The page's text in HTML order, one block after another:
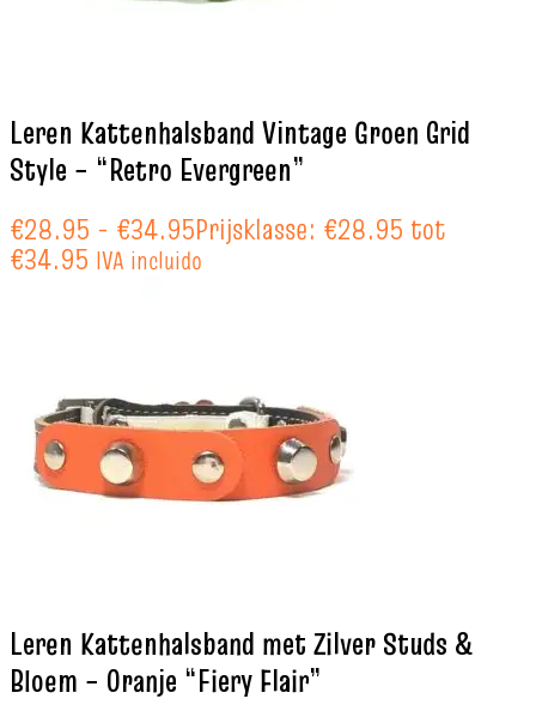
Leren Kattenhalsband Vintage Groen Grid
Style – “Retro Evergreen”
€28.95 - €34.95Prijsklasse: €28.95 tot
€34.95 IVA incluido
Leren Kattenhalsband met Zilver Studs &
Bloem – Oranje “Fiery Flair”